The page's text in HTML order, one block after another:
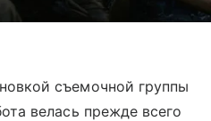
съемочной группы
велась прежде всего